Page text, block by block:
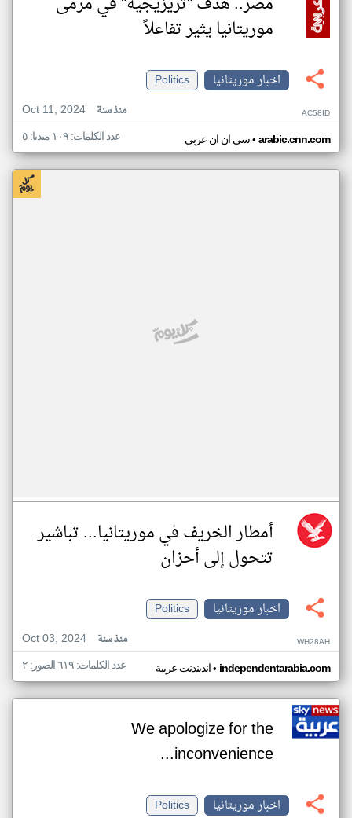
موريتانيا يثير تفاعلاً
اخبار موريتانيا
Politics
Oct 11, 2024
منذ سنة AC58ID
سي ان ان عربي• arabic.cnn.com عدد الكلمات: ١٠٩ ميديا: ٥
أمطار الخريف في موريتانيا... تباشير
تتحول إلى أحزان
اخبار موريتانيا
Politics
Oct 03, 2024
منذ سنة WH28AH
اندبندنت عربية• independentarabia.com عدد الكلمات: ٦١٩ الصور: ٢
We apologize for the
inconvenience...
اخبار موريتانيا
Politics